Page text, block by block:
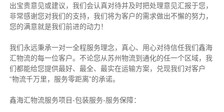
出宝贵意见或建议，我们会认真对待并及时把处理意见汇报于您，
非常感谢您对我们的支持，我们将为客户的需求做出不懈的努力，
您的满意就是我们前进的动力！
我们永远秉承一对一全程服务理念，真心、用心对待信任我们鑫海
汇物流的每一位客户。不论您从苏州物流到通化的任一个区域，我
们都能给您提供最好、最全、最实在运输方案，兑现我们对客户
“物流千万里，服务零距离”的承诺。
鑫海汇物流服务项目-包装服务-服务保障：